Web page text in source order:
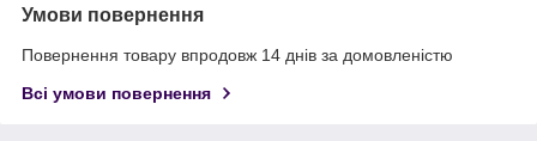
Умови повернення
Повернення товару впродовж 14 днів за домовленістю
Всі умови повернення